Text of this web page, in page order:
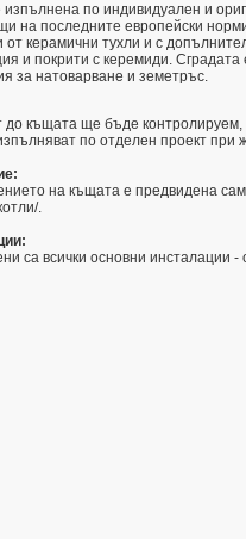
по индивидуален и
на последните европейски
от керамични тухли и с
и покрити с керемиди.
за натоварване и земетръс.
до къщата ще бъде
по отделен проект при
на къщата е предвидена
.
са всички основни инсталации